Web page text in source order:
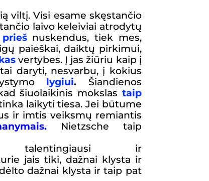
viltį. Visi esame skęstančio
laivo keleiviai atrodytų
priešnuskendus, tiek mes,
paieškai, daiktų pirkimui,
vertybes. Į jas žiūriu kaip į
tai daryti, nesvarbu, į kokius
lygiui.
Šiandienos
šiuolaikinis mokslas taip
laikyti tiesa. Jei būtume
ir imtis veiksmų remiantis
Nietzsche taip
ir
jais tiki, dažnai klysta ir
dažnai klysta ir taip pat